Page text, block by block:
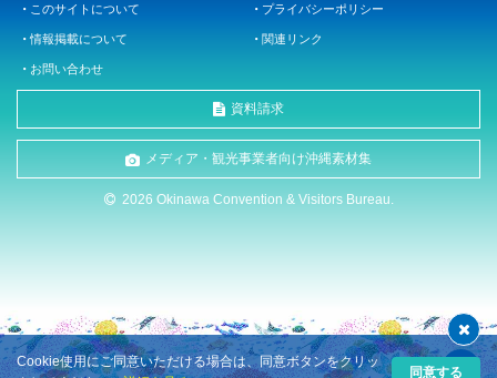
このサイトについて プライバシーポリシー
情報掲載について 関連リンク
お問い合わせ
資料請求
メディア・観光事業者向け沖縄素材集
2026 Okinawa Convention & Visitors Bureau.
Cookie使用にご同意いただける場合は、同意ボタンをクリッ
同意する